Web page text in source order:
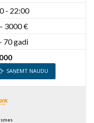
- 22:00
3000 €
70 gadi
SAŅEMT NAUDU